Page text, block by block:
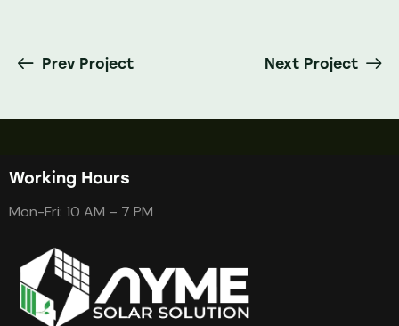
Prev Project Next Project
Working Hours
Mon-Fri: 10 AM – 7 PM